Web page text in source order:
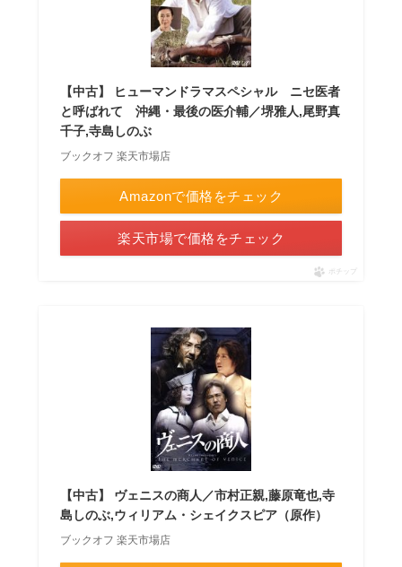
【中古】 ヒューマンドラマスペシャル ニセ医者
と呼ばれて 沖縄・最後の医介輔／堺雅人,尾野真
千子,寺島しのぶ
ブックオフ 楽天市場店
Amazonで価格をチェック
楽天市場で価格をチェック
ポチップ
【中古】 ヴェニスの商人／市村正親,藤原竜也,寺
島しのぶ,ウィリアム・シェイクスピア（原作）
ブックオフ 楽天市場店